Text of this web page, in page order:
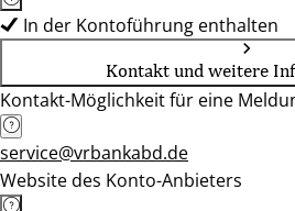
In der Kontoführung enthalten
Kontakt und weitere
Kontakt-Möglichkeit für eine
service@vrbankabd.de
Website des Konto-Anbieters